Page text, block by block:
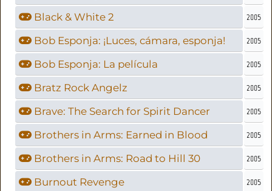
Black & White 2 2005
Bob Esponja: ¡Luces, cámara, esponja! 2005
Bob Esponja: La película 2005
Bratz Rock Angelz 2005
Brave: The Search for Spirit Dancer 2005
Brothers in Arms: Earned in Blood 2005
Brothers in Arms: Road to Hill 30 2005
Burnout Revenge 2005